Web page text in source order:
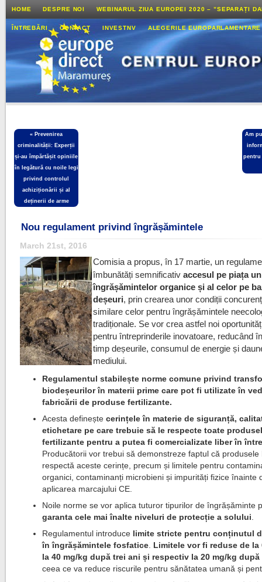
HOME DESPRE NOI WEBINARUL ZIUA EUROPEI 2020 – ”SEPARAȚI
ÎNTREBĂRI CONTACT INVESTNV ALEGERILE
« Prevenirea
criminalității: Experții
și-au împărtășit opiniile
în legătură cu noile legi
privind controlul
achiziționării și al
deținerii de arme
Am
pentru
Nou regulament privind îngrășămintele
March 21st, 2016
Comisia a propus, în 17 martie, un
îmbunătăți semnificativaccesul pe piața
îngrășămintelor organice și al celor pe
deșeuri, prin crearea unor condiții
similare celor pentru îngrășămintele
tradiționale. Se vor crea astfel noi
pentru întreprinderile inovatoare, reducând
timp deșeurile, consumul de energie și
mediului.
Regulamentul stabilește norme comune privind
biodeșeurilor în materii prime care pot fi utilizate în
fabricării de produse fertilizante.
Acesta defineștecerințele în materie de siguranță,
etichetare pe care trebuie să le respecte toate
fertilizante pentru a putea fi comercializate liber în
Producătorii vor trebui să demonstreze faptul că produsele
respectă aceste cerințe, precum și limitele pentru
organici, contaminanți microbieni și impurități fizice înainte
aplicarea marcajului CE.
Noile norme se vor aplica tuturor tipurilor de îngrășăminte
garanta cele mai înalte niveluri de protecție a solului
Regulamentul introduce limite stricte pentru conținutul
în îngrășămintele fosfatice Limitele vor fi reduse de la
la 40 mg/kg după trei ani și respectiv la 20 mg/kg după
ceea ce va reduce riscurile pentru sănătatea umană și